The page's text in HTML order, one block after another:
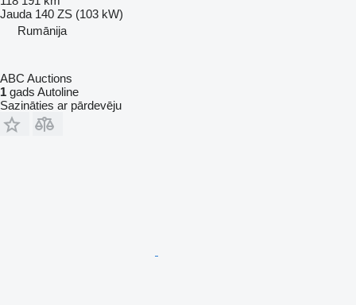
Jauda 140 ZS (103 kW)
Rumānija
ABC Auctions
1 gads Autoline
Sazināties ar pārdevēju